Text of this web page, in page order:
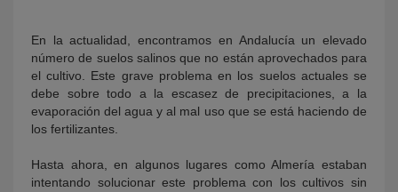
En la actualidad, encontramos en Andalucía un elevado
número de suelos salinos que no están aprovechados para
el cultivo. Este grave problema en los suelos actuales se
debe sobre todo a la escasez de precipitaciones, a la
evaporación del agua y al mal uso que se está haciendo de
los fertilizantes.
Hasta ahora, en algunos lugares como Almería estaban
intentando solucionar este problema con los cultivos sin